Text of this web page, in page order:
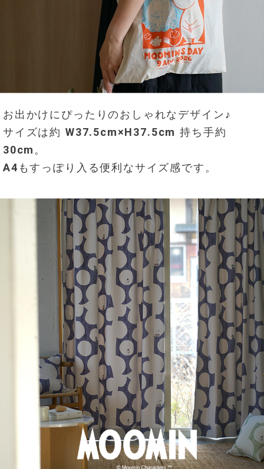
お出かけにぴったりのおしゃれなデザイン♪
サイズは約 W37.5cm×H37.5cm 持ち手約
30cm。
A4もすっぽり入る便利なサイズ感です。